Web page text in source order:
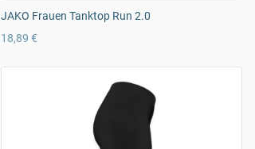
JAKO Frauen Tanktop Run 2.0
18,89 €